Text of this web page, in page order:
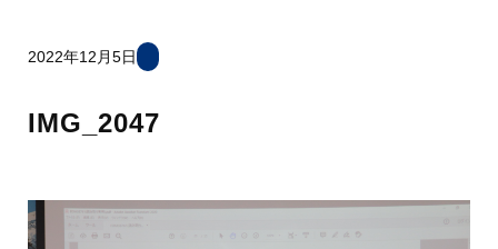
2022年12月5日
IMG_2047